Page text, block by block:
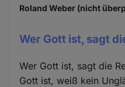
Roland Weber (nicht
Wer Gott ist, sagt
Wer Gott ist, sagt die
Gott ist, weiß kein